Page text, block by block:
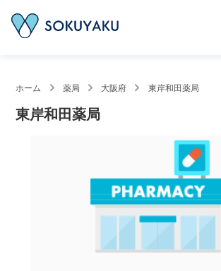
ホーム 薬局 大阪府 東岸和田薬局
東岸和田薬局